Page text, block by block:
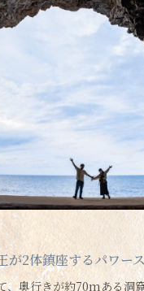
が2体鎮座するパワー
、奥行きが約70mある洞